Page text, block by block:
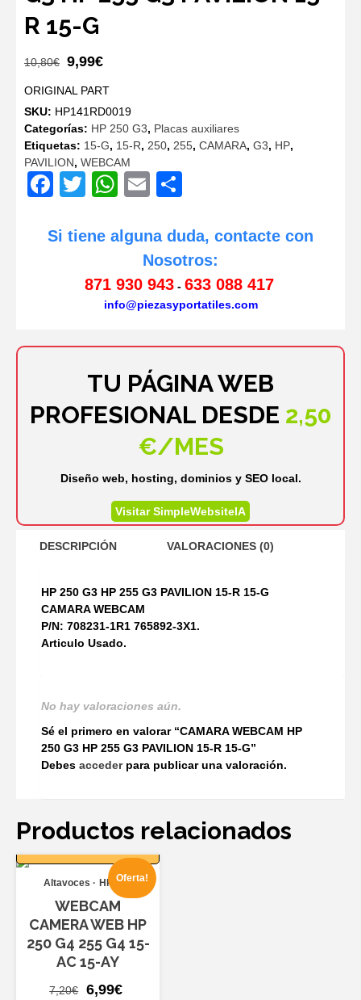
R 15-G
10,80€ El
original
era:
10,80€.
9,99€
es:
9,99€.
ORIGINAL PART
SKU: HP141RD0019
Categorías: HP 250 G3, Placas auxiliares
Etiquetas: 15-G, 15-R, 250, 255, CAMARA, G3, HP,
PAVILION, WEBCAM
Facebook
TwitterWhatsApp
Email
Si tiene alguna duda, contacte con
Nosotros:
871 930 943- 633 088 417
info@piezasyportatiles.com
TU PÁGINA WEB
PROFESIONAL DESDE 2,50
€/MES
Diseño web, hosting, dominios y SEO local.
Visitar SimpleWebsiteIA
DESCRIPCIÓN VALORACIONES (0)
HP 250 G3 HP 255 G3 PAVILION 15-R 15-G
CAMARA WEBCAM
P/N: 708231-1R1 765892-3X1.
Articulo Usado.
No hay valoraciones aún.
Sé el primero en valorar “CAMARA WEBCAM HP
250 G3 HP 255 G3 PAVILION 15-R 15-G”
Debes accederpara publicar una valoración.
Productos relacionados
AÑADIR AL
Oferta!
Altavoces HP 250
WEBCAM
CAMERA WEB HP
250 G4 255 G4 15-
AC 15-AY
7,20€
El
6,99€